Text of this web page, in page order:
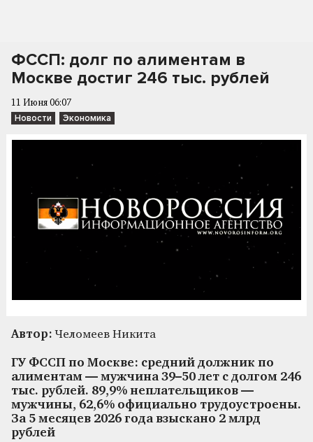
ФССП: долг по алиментам в
Москве достиг 246 тыс. рублей
11 Июня 06:07
Новости Экономика
Автор: Челомеев Никита
ГУ ФССП по Москве: средний должник по
алиментам — мужчина 39–50 лет с долгом 246
тыс. рублей. 89,9% неплательщиков —
мужчины, 62,6% официально трудоустроены.
За 5 месяцев 2026 года взыскано 2 млрд
рублей